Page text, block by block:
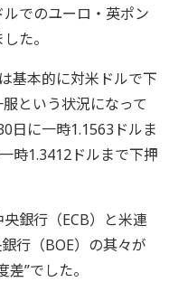
でのユーロ・英ポン
た。
基本的に対米ドルで下
という状況になって
日に一時1.1563ドルま
時1.3412ドルまで下押
銀行（ECB）と米連
行（BOE）の其々が
”でした。